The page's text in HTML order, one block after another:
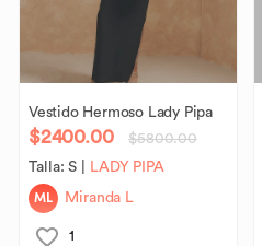
Vestido Hermoso Lady Pipa
$2400.00
$5800.00
Talla:S LADY PIPA
ML Miranda L
1